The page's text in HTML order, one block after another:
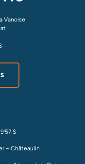
Vanoise
S
– Châteaulin